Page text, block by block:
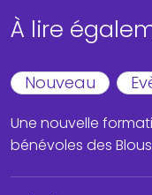
À lire
Nouveau
Une nouvelle
bénévoles des